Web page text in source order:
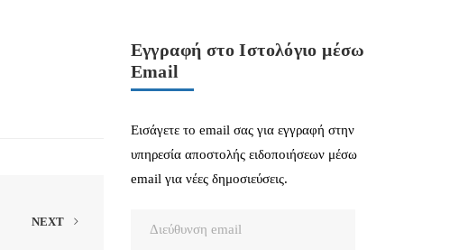
NEXT
Εγγραφή στο Ιστολόγιο μέσω
Email
Εισάγετε το email σας για εγγραφή στην
υπηρεσία αποστολής ειδοποιήσεων μέσω
email για νέες δημοσιεύσεις.